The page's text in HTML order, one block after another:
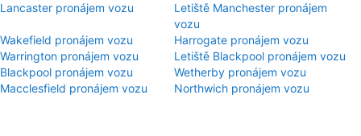
Lancaster pronájem vozu
Letiště Manchester pronájem
vozu
Wakefield pronájem vozu
Harrogate pronájem vozu
Warrington pronájem vozu
Letiště Blackpool pronájem vozu
Blackpool pronájem vozu
Wetherby pronájem vozu
Macclesfield pronájem vozu
Northwich pronájem vozu